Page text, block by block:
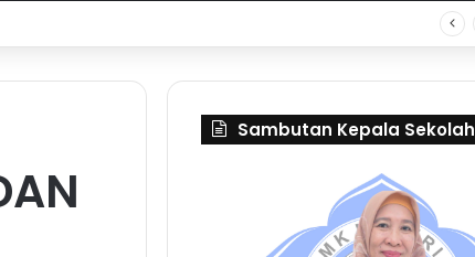
Borong Prestasi di Festival Borneo Marching Day 2026
Sambutan Kepala Sekolah